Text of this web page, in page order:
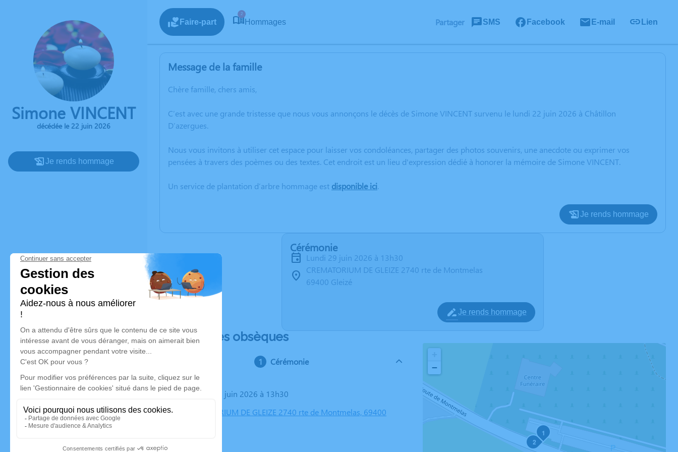
Simone VINCENT
décédée le 22 juin 2026
Je rends hommage
Faire-part
2
Hommages Partager SMS Facebook E-mail Lien
Message de la famille
Chère famille, chers amis,
C’est avec une grande tristesse que nous vous annonçons le décès de Simone VINCENT survenu le lundi 22 juin 2026 à Châtillon
D’azergues.
Nous vous invitons à utiliser cet espace pour laisser vos condoléances, partager des photos souvenirs, une anecdote ou exprimer vos
pensées à travers des poèmes ou des textes. Cet endroit est un lieu d'expression dédié à honorer la mémoire de Simone VINCENT.
Un service de plantation d’arbre hommage est disponible ici.
Je rends hommage
Cérémonie
lundi 29 juin 2026 à 13h30
CREMATORIUM DE GLEIZE 2740 rte de Montmelas
69400 Gleizé
Je rends hommage
Déroulé des obsèques
Cérémonie
Le lundi 29 juin 2026 à 13h30
CREMATORIUM DE GLEIZE 2740 rte de Montmelas, 69400
1
2
−